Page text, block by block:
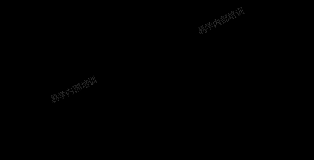
易学内部培训
易学内部培训